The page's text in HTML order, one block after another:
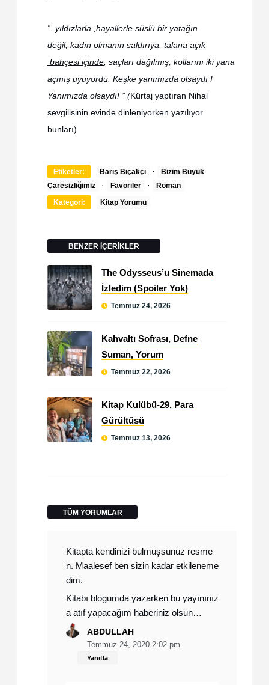
”..yıldızlarla ,hayallerle süslü bir yatağın
değil, kadın olmanın saldırıya, talana açık
bahçesi içinde , saçları dağılmış, kollarını iki yana
açmış uyuyordu. Keşke yanımızda olsaydı !
Yanımızda olsaydı! ” (Kürtaj yaptıran Nihal
sevgilisinin evinde dinleniyorken yazılıyor
bunları)
Etiketler: Barış Bıçakçı ·
Bizim Büyük
Çaresizliğimiz
· Favoriler ·
Roman
Kategori:
Kitap Yorumu
BENZER İÇERİKLER
The Odysseus’u Sinemada
İzledim (Spoiler Yok)
Temmuz 24, 2026
Kahvaltı Sofrası, Defne
Suman, Yorum
Temmuz 22, 2026
Kitap Kulübü-29, Para
Gürültüsü
Temmuz 13, 2026
TÜM YORUMLAR
Kitapta kendinizi bulmuşsunuz resme
n. Maalesef ben sizin kadar etkileneme
dim.
Kitabı blogumda yazarken bu yayınınız
a atıf yapacağım haberiniz olsun…
ABDULLAH
Temmuz 24, 2020 2:02 pm
Yanıtla